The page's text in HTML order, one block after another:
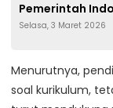
Pemerintah
Selasa, 3 Maret 2026
Menurutnya,
soal kurikulum,